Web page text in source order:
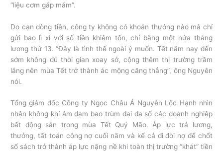
“liệu cơm gắp mắm”.
Do cạn dòng tiền, công ty không có khoản thưởng nào mà chỉ
gửi bao lì xì với số tiền khiêm tốn, chỉ bằng một nửa tháng
lương thứ 13. “Đây là tình thế ngoài ý muốn. Tết năm nay đến
sớm không đủ thời gian xoay sở, cộng thêm thị trường trầm
lắng nên mùa Tết trở thành ác mộng căng thẳng”, ông Nguyên
nói.
Tổng giám đốc Công ty Ngọc Châu Á Nguyễn Lộc Hạnh nhìn
nhận không khí ảm đạm bao trùm đại đa số các doanh nghiệp
bất động sản trong mùa Tết Quý Mão. Áp lực trả lương,
thưởng, tất toán công nợ cuối năm và kể cả đi đòi nợ để chốt
sổ sách trở thành áp lực nặng nề khi toàn thị trường “khát” tiền